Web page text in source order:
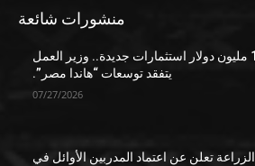
منشورات شائعة
100 مليون دولار استثمارات جديدة.. وزير العمل
يتفقد توسعات “هاندا مصر”.
07/27/2026
الزراعة تعلن عن اعتماد المدربين الأوائل في